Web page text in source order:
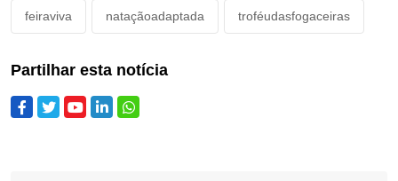
feiraviva nataçãoadaptada troféudasfogaceiras
Partilhar esta notícia